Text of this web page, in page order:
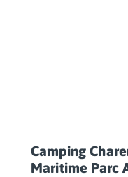
Camping
Maritime Parc